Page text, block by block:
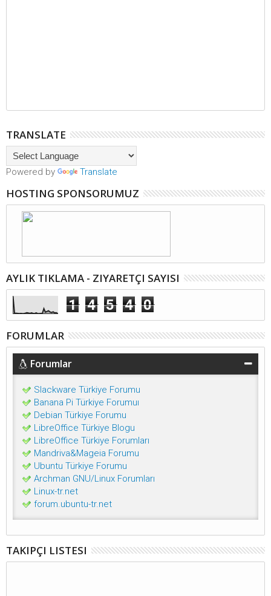
TRANSLATE
Powered by Translate
HOSTING SPONSORUMUZ
AYLIK TIKLAMA - ZIYARETÇI SAYISI
1 4 5 4 0
FORUMLAR
Forumlar
Slackware Türkiye Forumu
Banana Pi Türkiye Forumuı
Debian Türkiye Forumu
LibreOffice Türkiye Blogu
LibreOffice Türkiye Forumları
Mandriva&Mageia Forumu
Ubuntu Türkiye Forumu
Archman GNU/Linux Forumları
Linux-tr.net
forum.ubuntu-tr.net
TAKIPÇI LISTESI